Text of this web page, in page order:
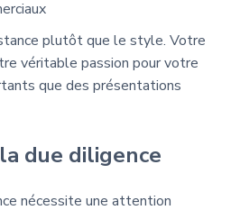
plutôt que le style. Votre
véritable passion pour votre
que des présentations
due diligence
nécessite une attention